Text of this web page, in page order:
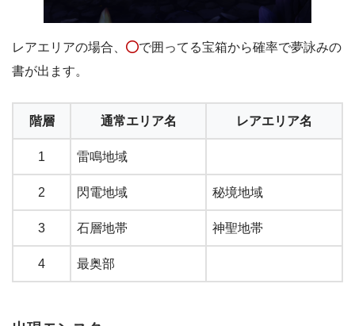
レアエリアの場合、
で囲ってる宝箱から確率で夢詠みの
書が出ます。
階層 通常エリア名 レアエリア名
1 雷鳴地域
2 閃電地域 秘境地域
3 石層地帯 神聖地帯
4 最奥部